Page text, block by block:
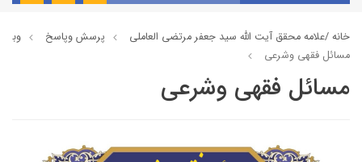
خانه /علامه محقق آیت الله سید جعفر مرتضی العاملی پرسش وپاسخ
مسائل فقهي وشرعي
مسائل فقهي وشرعي